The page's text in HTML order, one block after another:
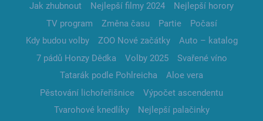
Jak zhubnout Nejlepší filmy 2024
Nejlepší horory
TV program
Změna času Partie
Počasí
Kdy budou volby
ZOO Nové začátky
Auto – katalog
7 pádů Honzy Dědka
Volby 2025
Svařené víno
Tatarák podle Pohlreicha
Aloe vera
Pěstování lichořeřišnice
Výpočet ascendentu
Tvarohové knedlíky
Nejlepší palačinky